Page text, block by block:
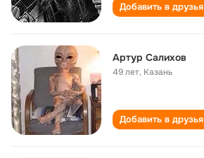
Добавить в друзья
Артур Салихов
49 лет, Казань
Добавить в друзья